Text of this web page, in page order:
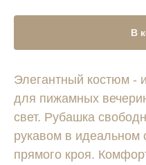
В
Элегантный костюм -
для пижамных
свет. Рубашка
рукавом в идеальном
прямого кроя.